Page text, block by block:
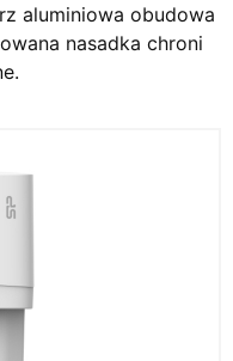
aluminiowa obudowa
nasadka chroni